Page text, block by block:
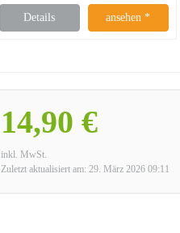
Details ansehen *
14,90 €
inkl. MwSt.
Zuletzt aktualisiert am: 29. März 2026 09:11